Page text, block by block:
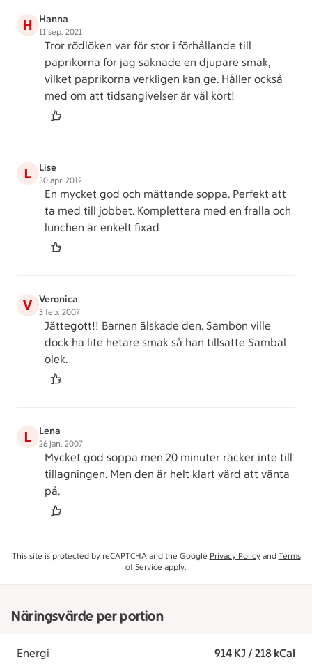
H Hanna
11 sep. 2021
Tror rödlöken var för stor i förhållande till
paprikorna för jag saknade en djupare smak,
vilket paprikorna verkligen kan ge. Håller också
med om att tidsangivelser är väl kort!
L Lise
30 apr. 2012
En mycket god och mättande soppa. Perfekt att
ta med till jobbet. Komplettera med en fralla och
lunchen är enkelt fixad
V Veronica
3 feb. 2007
Jättegott!! Barnen älskade den. Sambon ville
dock ha lite hetare smak så han tillsatte Sambal
olek.
L Lena
26 jan. 2007
Mycket god soppa men 20 minuter räcker inte till
tillagningen. Men den är helt klart värd att vänta
på.
This site is protected by reCAPTCHA and the Google Privacy Policyand Terms
of Service apply.
Näringsvärde per portion
Energi 914 KJ / 218 kCal